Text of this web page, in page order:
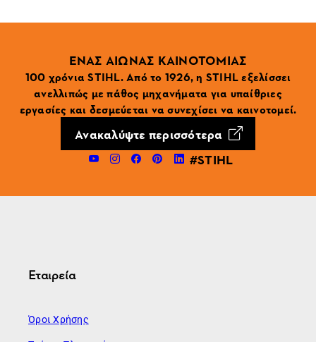
ΕΝΑΣ ΑΙΩΝΑΣ ΚΑΙΝΟΤΟΜΙΑΣ
100 χρόνια STIHL. Από το 1926, η STIHL εξελίσσει
ανελλιπώς με πάθος μηχανήματα για υπαίθριες
εργασίες και δεσμεύεται να συνεχίσει να καινοτομεί.
Ανακαλύψτε περισσότερα
#STIHL
Εταιρεία
Όροι Χρήσης